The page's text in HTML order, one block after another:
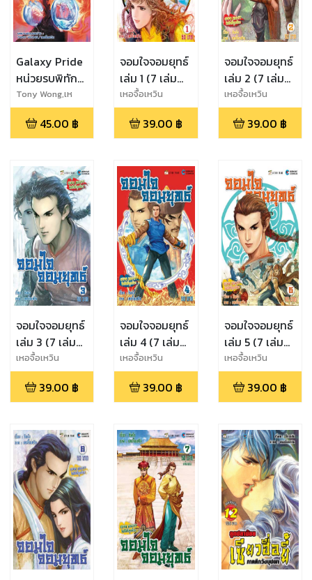
Galaxy Pride
หน่วยรบพิทักษ์
จักรวาล เล่ม 2
(2 เล่มจบ)
Tony Wong,เห
อจื้อเหวิน
45.00 ฿
จอมใจจอมยุทธ์
เล่ม 1 (7 เล่ม
จบ)
เหอจื้อเหวิน
39.00 ฿
จอมใจจอมยุทธ์
เล่ม 2 (7 เล่ม
จบ)
เหอจื้อเหวิน
39.00 ฿
จอมใจจอมยุทธ์
เล่ม 3 (7 เล่ม
จบ)
เหอจื้อเหวิน
39.00 ฿
จอมใจจอมยุทธ์
เล่ม 4 (7 เล่ม
จบ)
เหอจื้อเหวิน
39.00 ฿
จอมใจจอมยุทธ์
เล่ม 5 (7 เล่ม
จบ)
เหอจื้อเหวิน
39.00 ฿